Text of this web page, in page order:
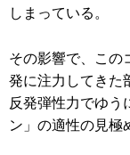
しまっている。
その影響で、この
発に注力してきた
反発弾性力でゆう
ン」の適性の見極